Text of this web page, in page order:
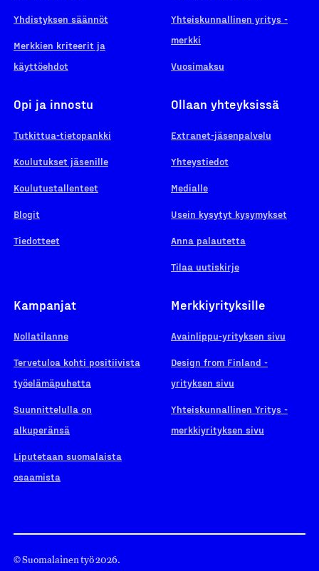
Yhdistyksen säännöt
Merkkien kriteerit ja
käyttöehdot
Yhteiskunnallinen yritys -
merkki
Vuosimaksu
Opi ja innostu
Tutkittua-tietopankki
Koulutukset jäsenille
Koulutustallenteet
Blogit
Tiedotteet
Ollaan yhteyksissä
Extranet-jäsenpalvelu
Yhteystiedot
Medialle
Usein kysytyt kysymykset
Anna palautetta
Tilaa uutiskirje
Kampanjat
Nollatilanne
Tervetuloa kohti positiivista
työelämäpuhetta
Suunnittelulla on
alkuperänsä
Liputetaan suomalaista
osaamista
Merkkiyrityksille
Avainlippu-yrityksen sivu
Design from Finland -
yrityksen sivu
Yhteiskunnallinen Yritys -
merkkiyrityksen sivu
© Suomalainen työ 2026.